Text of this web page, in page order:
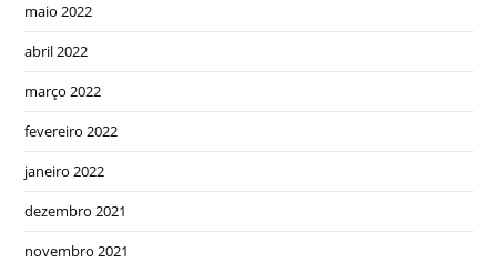
maio 2022
abril 2022
março 2022
fevereiro 2022
janeiro 2022
dezembro 2021
novembro 2021